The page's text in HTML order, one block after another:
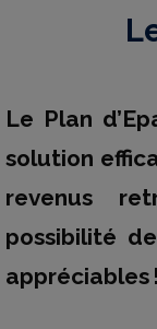
Le Plan
solution
revenus
possibilité
appréciables !